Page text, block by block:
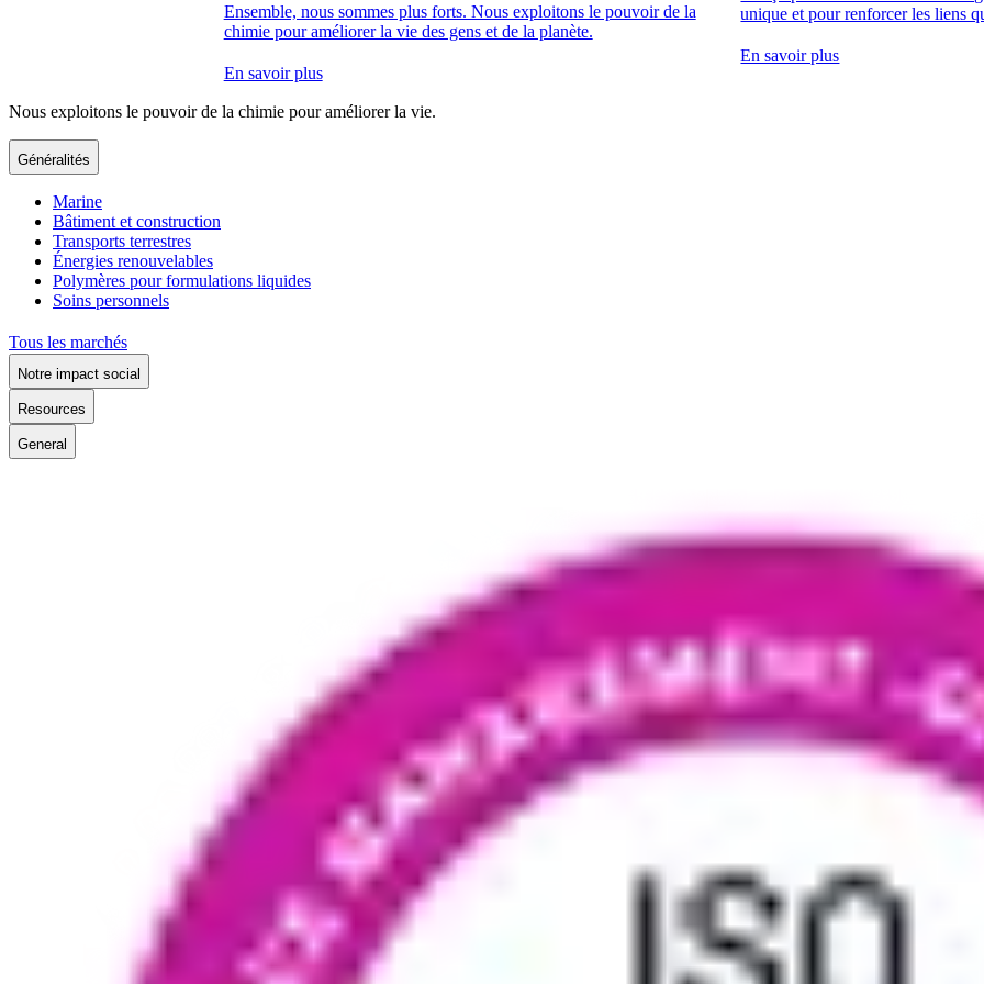
Ensemble, nous sommes plus forts. Nous exploitons le pouvoir de la
chimie pour améliorer la vie des gens et de la planète.
En savoir plus
unique et pour renforcer les liens
En savoir plus
Nous exploitons le pouvoir de la chimie pour améliorer la vie.
Généralités
Marine
Bâtiment et construction
Transports terrestres
Énergies renouvelables
Polymères pour formulations liquides
Soins personnels
Tous les marchés
Notre impact social
Resources
General